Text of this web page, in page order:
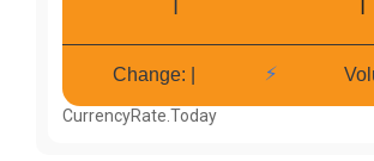
CurrencyRate.Today